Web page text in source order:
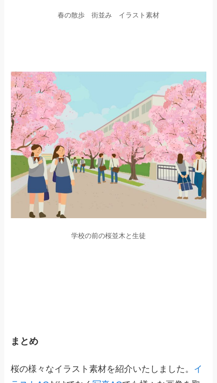
春の散歩 街並み イラスト素材
学校の前の桜並木と生徒
まとめ
桜の様々なイラスト素材を紹介いたしました。 イ